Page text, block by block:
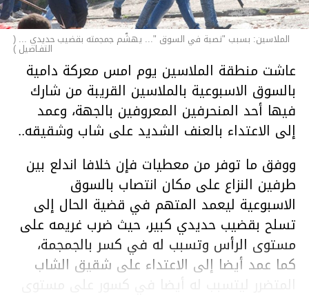
الملاسين: بسبب "نصبة في السوق "... يهشّم جمجمته بقضيب حديدي ... (
التفـاصيل )
عاشت منطقة الملاسين يوم امس معركة دامية
بالسوق الاسبوعية بالملاسين القريبة من شارك
فيها أحد المنحرفين المعروفين بالجهة، وعمد
إلى الاعتداء بالعنف الشديد على شاب وشقيقه..
ووفق ما توفر من معطيات فإن خلافا اندلع بين
طرفين النزاع على مكان انتصاب بالسوق
الاسبوعية ليعمد المتهم في قضية الحال إلى
تسلح بقضيب حديدي كبير، حيث ضرب غريمه على
مستوى الرأس وتسبب له في كسر بالجمجمة،
كما عمد أيضا إلى الاعتداء على شقيق الشاب
المتضرر ليتسبب له أيضا في كسور على مستوى